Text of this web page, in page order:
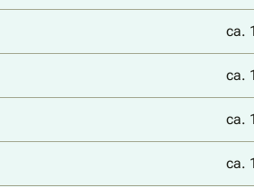
ca.
ca.
ca.
ca.